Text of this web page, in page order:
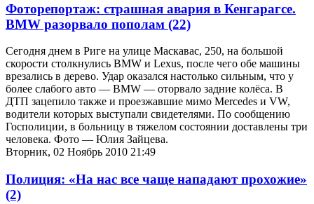
Фоторепортаж: страшная авария в Кенгарагсе.
BMW разорвало пополам (22)
Сегодня днем в Риге на улице Маскавас, 250, на большой
скорости столкнулись BMW и Lexus, после чего обе машины
врезались в дерево. Удар оказался настолько сильным, что у
более слабого авто — BMW — оторвало задние колёса. В
ДТП зацепило также и проезжавшие мимо Mercedes и VW,
водители которых выступали свидетелями. По сообщению
Госполиции, в больницу в тяжелом состоянии доставлены три
человека. Фото — Юлия Зайцева.
Вторник, 02 Ноябрь 2010 21:49
Полиция: «На нас все чаще нападают прохожие»
(2)